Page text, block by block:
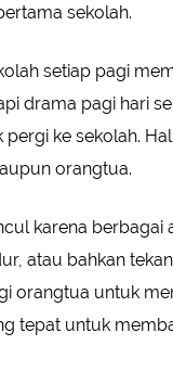
sekolah.
setiap pagi
drama pagi hari
ke sekolah.
orangtua.
karena berbagai
atau bahkan
orangtua untuk
tepat untuk